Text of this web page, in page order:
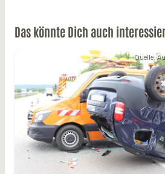
Das könnte Dich auch
Quelle: